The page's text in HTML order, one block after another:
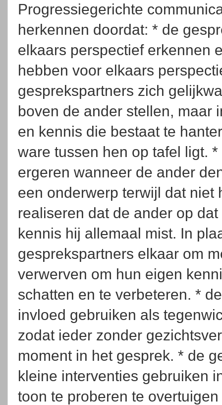
Progressiegerichte
herkennen doordat: * de
elkaars perspectief erkennen
hebben voor elkaars
gesprekspartners zich
boven de ander stellen, maar
en kennis die bestaat te
ware tussen hen op tafel ligt.
ergeren wanneer de ander
een onderwerp terwijl dat niet
realiseren dat de ander op
kennis hij allemaal mist. In
gesprekspartners elkaar om
verwerven om hun eigen
schatten en te verbeteren. *
invloed gebruiken als
zodat ieder zonder
moment in het gesprek. * de
kleine interventies gebruiken
toon te proberen te